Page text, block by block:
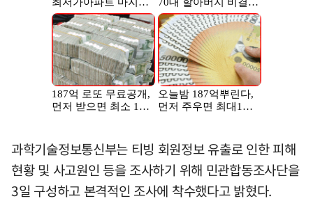
과학기술정보통신부는 티빙 회원정보 유출로 인한 피해
현황 및 사고원인 등을 조사하기 위해 민관합동조사단을
3일 구성하고 본격적인 조사에 착수했다고 밝혔다.